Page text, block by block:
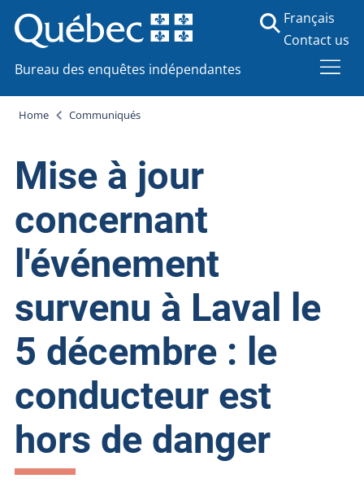
Bureau des enquêtes indépendantes
Français
Contact us
Home Communiqués
Mise à jour
concernant
l'événement
survenu à Laval le
5 décembre : le
conducteur est
hors de danger